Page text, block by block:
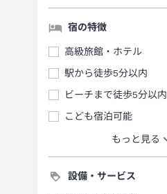
宿の特徴
高級旅館・ホテル
駅から徒歩5分以内
ビーチまで徒歩5分以内
こども宿泊可能
もっと見る
設備・サービス